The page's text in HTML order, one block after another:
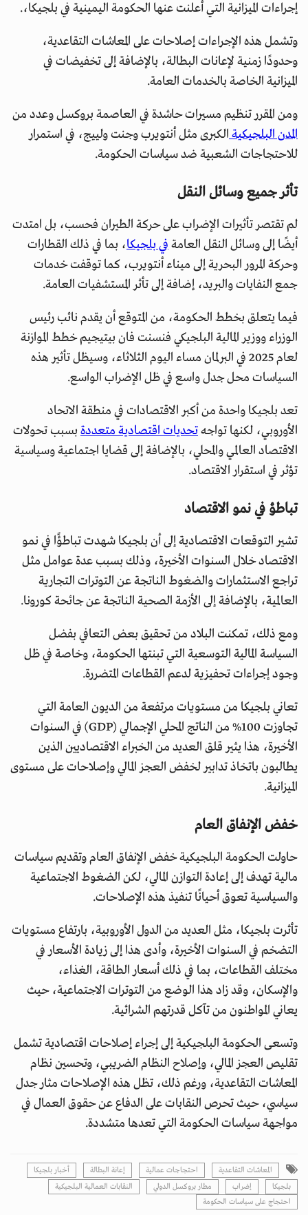
إجراءات الميزانية التي أعلنت عنها الحكومة اليمينية في بلجيكا،.
وتشمل هذه الإجراءات إصلاحات على المعاشات التقاعدية،
وحدودًا زمنية لإعانات البطالة، بالإضافة إلى تخفيضات في
الميزانية الخاصة بالخدمات العامة.
ومن المقرر تنظيم مسيرات حاشدة في العاصمة بروكسل وعدد من
المدن البلجيكيةالكبرى مثل أنتويرب وجنت ولييج، في استمرار
للاحتجاجات الشعبية ضد سياسات الحكومة.
تأثر جميع وسائل النقل
لم تقتصر تأثيرات الإضراب على حركة الطيران فحسب، بل امتدت
أيضًا إلى وسائل النقل العامةفي بلجيكا، بما في ذلك القطارات
وحركة المرور البحرية إلى ميناء أنتويرب، كما توقفت خدمات
جمع النفايات والبريد، إضافة إلى تأثر المستشفيات العامة.
فيما يتعلق بخطط الحكومة، من المتوقع أن يقدم نائب رئيس
الوزراء ووزير المالية البلجيكي فنسنت فان بيتيجيم خطط الموازنة
لعام 2025 في البرلمان مساء اليوم الثلاثاء، وسيظل تأثير هذه
السياسات محل جدل واسع في ظل الإضراب الواسع.
تعد بلجيكا واحدة من أكبر الاقتصادات في منطقة الاتحاد
الأوروبي، لكنها تواجهتحديات اقتصادية متعددة بسبب تحولات
الاقتصاد العالمي والمحلي، بالإضافة إلى قضايا اجتماعية وسياسية
تؤثر في استقرار الاقتصاد.
تباطؤ في نمو الاقتصاد
تشير التوقعات الاقتصادية إلى أن بلجيكا شهدت تباطؤًا في نمو
الاقتصاد خلال السنوات الأخيرة، وذلك بسبب عدة عوامل مثل
تراجع الاستثمارات والضغوط الناتجة عن التوترات التجارية
العالمية، بالإضافة إلى الأزمة الصحية الناتجة عن جائحة كورونا.
ومع ذلك، تمكنت البلاد من تحقيق بعض التعافي بفضل
السياسة المالية التوسعية التي تبنتها الحكومة، وخاصة في ظل
وجود إجراءات تحفيزية لدعم القطاعات المتضررة.
تعاني بلجيكا من مستويات مرتفعة من الديون العامة التي
تجاوزت 100% من الناتج المحلي الإجمالي (GDP) في السنوات
الأخيرة، هذا يثير قلق العديد من الخبراء الاقتصاديين الذين
يطالبون باتخاذ تدابير لخفض العجز المالي وإصلاحات على مستوى
الميزانية.
خفض الإنفاق العام
حاولت الحكومة البلجيكية خفض الإنفاق العام وتقديم سياسات
مالية تهدف إلى إعادة التوازن المالي، لكن الضغوط الاجتماعية
والسياسية تعوق أحيانًا تنفيذ هذه الإصلاحات.
تأثرت بلجيكا، مثل العديد من الدول الأوروبية، بارتفاع مستويات
التضخم في السنوات الأخيرة، وأدى هذا إلى زيادة الأسعار في
مختلف القطاعات، بما في ذلك أسعار الطاقة، الغذاء،
والإسكان، وقد زاد هذا الوضع من التوترات الاجتماعية، حيث
يعاني المواطنون من تآكل قدرتهم الشرائية.
وتسعى الحكومة البلجيكية إلى إجراء إصلاحات اقتصادية تشمل
تقليص العجز المالي، وإصلاح النظام الضريبي، وتحسين نظام
المعاشات التقاعدية، ورغم ذلك، تظل هذه الإصلاحات مثار جدل
سياسي، حيث تحرص النقابات على الدفاع عن حقوق العمال في
مواجهة سياسات الحكومة التي تعدها متشددة.
المعاشات التقاعدية احتجاجات عمالية إعانة البطالة
أخبار بلجيكا
بلجيكا
إضراب مطار بروكسل الدولي
النقابات العمالية البلجيكية
احتجاج على سياسات الحكومة